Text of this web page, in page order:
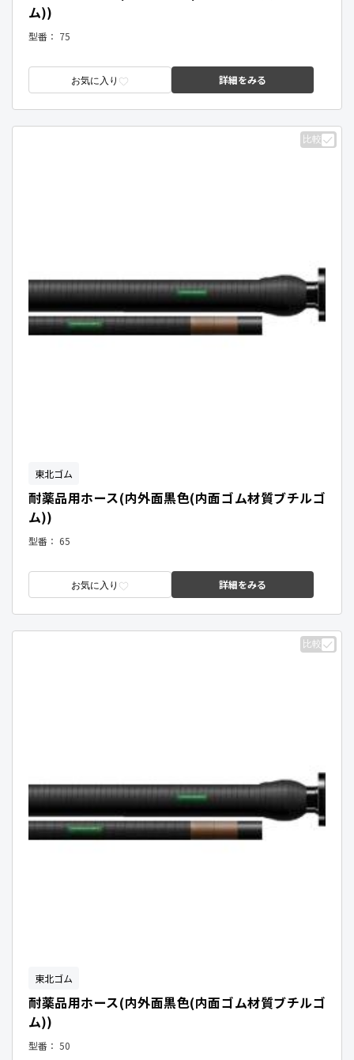
ム))
型番： 75
お気に入り 詳細をみる
比較
東北ゴム
耐薬品用ホース(内外面黒色(内面ゴム材質ブチルゴ
ム))
型番： 65
お気に入り 詳細をみる
比較
東北ゴム
耐薬品用ホース(内外面黒色(内面ゴム材質ブチルゴ
ム))
型番： 50